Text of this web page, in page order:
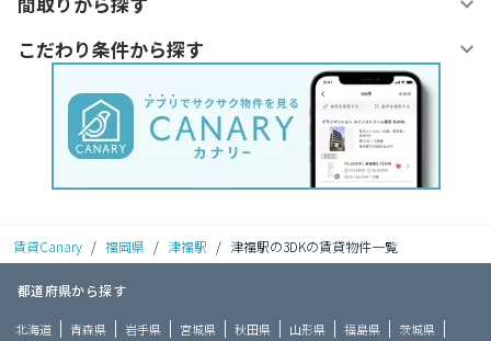
こだわり条件から探す
賃貸Canary / 福岡県 / 津福駅 / 津福駅の3DKの賃貸物件一覧
都道府県から探す
北海道 青森県 岩手県 宮城県 秋田県 山形県 福島県 茨城県